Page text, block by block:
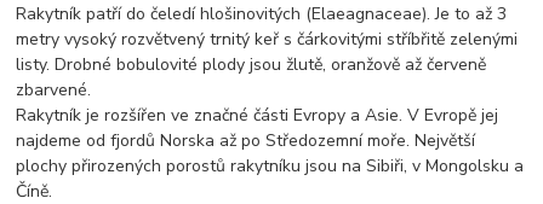
Rakytník patří do čeledí hlošinovitých (Elaeagnaceae). Je to až 3
metry vysoký rozvětvený trnitý keř s čárkovitými stříbřitě zelenými
listy. Drobné bobulovité plody jsou žlutě, oranžově až červeně
zbarvené.
Rakytník je rozšířen ve značné části Evropy a Asie. V Evropě jej
najdeme od fjordů Norska až po Středozemní moře. Největší
plochy přirozených porostů rakytníku jsou na Sibiři, v Mongolsku a
Číně.